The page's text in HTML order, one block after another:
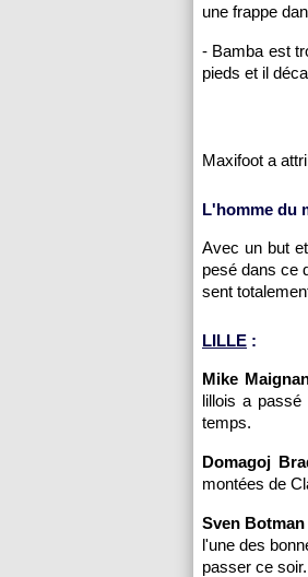
une frappe
- Bamba est
pieds et il
Maxifoot a
L'homme du
Avec un but
pesé dans ce
sent
LILLE :
Mike
lillois a passé
temps.
Domagoj
montées de
Sven Botman
l'une des
passer ce soir.